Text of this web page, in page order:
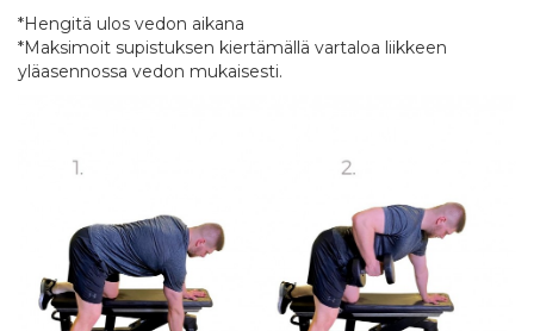
*Hengitä ulos vedon aikana
*Maksimoit supistuksen kiertämällä vartaloa liikkeen
yläasennossa vedon mukaisesti.